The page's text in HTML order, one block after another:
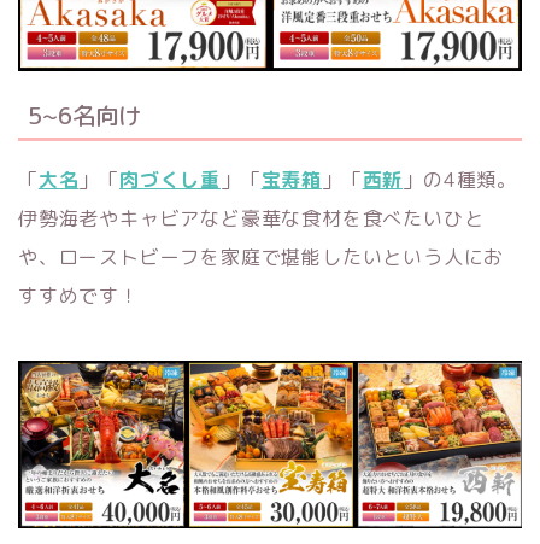
5~6名向け
「大名 」「肉づくし重 」「宝寿箱 」「西新 」の4種類。
伊勢海老やキャビアなど豪華な食材を食べたいひと
や、ローストビーフを家庭で堪能したいという人にお
すすめです！